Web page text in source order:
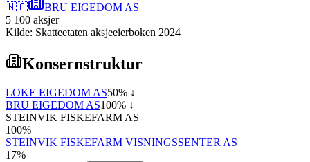
🇳🇴
BRU EIGEDOM AS
5 100 aksjer
Kilde: Skatteetaten aksjeeierboken 2024
Konsernstruktur
LOKE EIGEDOM AS50% ↓
BRU EIGEDOM AS100% ↓
STEINVIK FISKEFARM AS
100%
STEINVIK FISKEFARM VISNINGSSENTER AS
17%